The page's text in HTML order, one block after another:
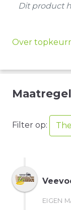
Dit product
Over
Filter op:
EIGEN